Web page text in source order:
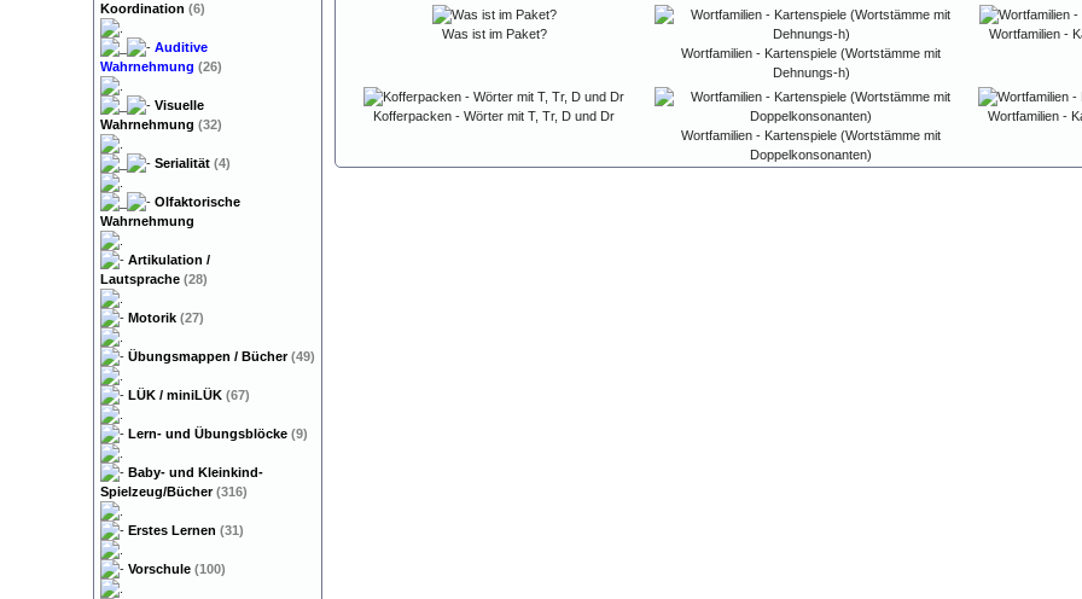
Was ist im Paket?
Wortfamilien - Kartenspiele (Wortstämme mit
Dehnungs-h)
Wortfamilien -
Kofferpacken - Wörter mit T, Tr, D und Dr
Wortfamilien - Kartenspiele (Wortstämme mit
Doppelkonsonanten)
Wortfamilien -
Koordination (6)
Auditive
Wahrnehmung (26)
Visuelle
Wahrnehmung (32)
Serialität (4)
Olfaktorische
Wahrnehmung
Artikulation /
Lautsprache (28)
Motorik (27)
Übungsmappen / Bücher(49)
LÜK / miniLÜK (67)
Lern- und Übungsblöcke (9)
Baby- und Kleinkind-
Spielzeug/Bücher(316)
Erstes Lernen (31)
Vorschule (100)